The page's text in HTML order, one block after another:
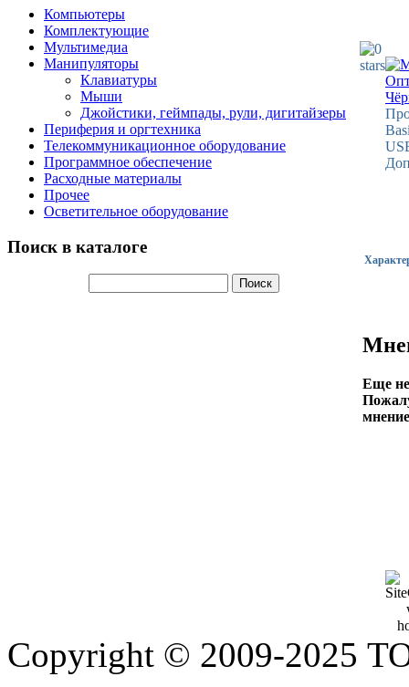
Компьютеры
Комплектующие
Мультимедиа
Манипуляторы
Клавиатуры
Мыши
Джойстики, геймпады, рули, дигитайзеры
Периферия и оргтехника
Телекоммуникационное оборудование
Программное обеспечение
Расходные материалы
Прочее
Осветительное оборудование
Поиск в каталоге
Еще
Copyright © 2009-2025